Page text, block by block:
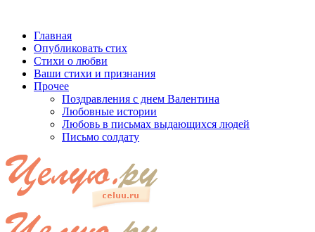
Главная
Опубликовать стих
Стихи о любви
Ваши стихи и признания
Прочее
Поздравления с днем Валентина
Любовные истории
Любовь в письмах выдающихся людей
Письмо солдату